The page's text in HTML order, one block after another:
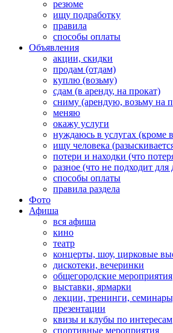
резюме
ищу подработку
правила
способы оплаты
Объявления
акции, скидки
продам (отдам)
куплю (возьму)
сдам (в аренду, на прокат)
сниму (арендую, возьму на
меняю
окажу услуги
нуждаюсь в услугах (кроме
ищу человека
потери и находки (что
разное (что не подходит для
способы оплаты
правила раздела
Фото
Афиша
вся афиша
кино
театр
концерты, шоу, цирковые
дискотеки, вечеринки
общегородские мероприятия
выставки, ярмарки
лекции, тренинги,
презентации
квизы и клубы по интересам
спортивные мероприятия